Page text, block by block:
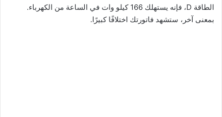
الطاقة D، فإنه يستهلك 166 كيلو وات في الساعة من الكهرباء.
بمعنى آخر، ستشهد فاتورتك اختلافًا كبيرًا.